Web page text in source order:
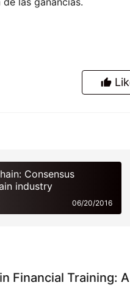
Consensus
industry
06/20/2016
Financial Training: